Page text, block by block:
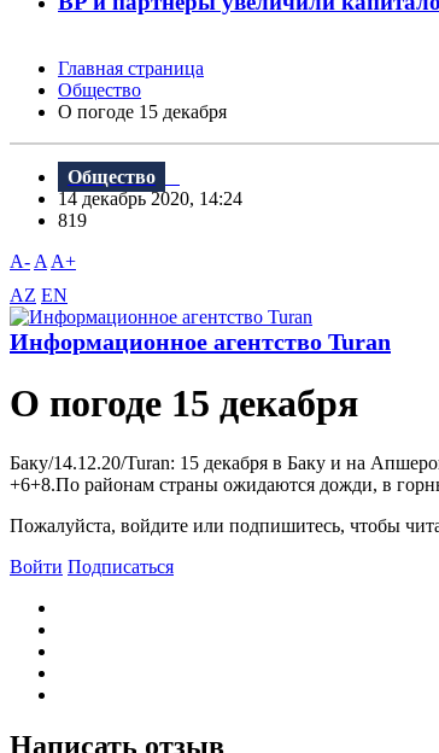
Главная страница
Общество
О погоде 15 декабря
Общество
14 декабрь 2020, 14:24
819
A- A A+
AZ EN
Информационное агентство Turan
О погоде 15 декабря
Баку/14.12.20/Turan: 15 декабря в Баку и на
+6+8.По районам страны ожидаются дожди, в
Пожалуйста, войдите или подпишитесь, чтобы
Войти Подписаться
Написать отзыв